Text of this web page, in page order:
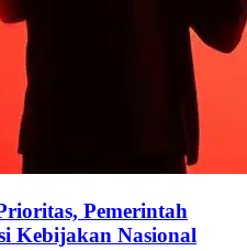
Pemerintah
Kebijakan Nasional